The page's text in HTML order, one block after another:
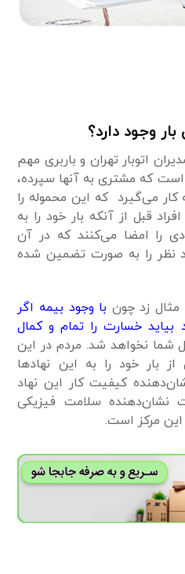
وجود دارد؟
اتوبار تهران و باربری مهم
که مشتری به آنها سپرده،
کار می‌گیرد که این محموله را
قبل از آنکه بار خود را به
را امضا می‌کنند که در آن
نظر را به صورت تضمین شده
مثال زد چون با وجود بیمه اگر
بیاید خسارت را تمام و کمال
شما نخواهد شد. مردم در این
بار خود را به این نهادها
کیفیت کار این نهاد
نشان‌دهنده سلامت فیزیکی
این مرکز است.